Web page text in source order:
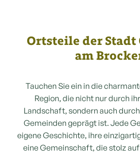
Ortsteile der Stadt
am
Tauchen Sie ein in die
Region, die nicht nur durch
Landschaft, sondern auch
Gemeinden geprägt ist. Jede
eigene Geschichte, ihre
eine Gemeinschaft, die stolz